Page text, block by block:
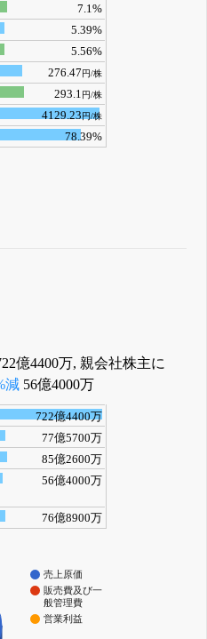
7.1%
5.39%
5.56%
276.47円/株
293.1円/株
4129.23円/株
78.39%
億4400万, 親会社株主に
減 56億4000万
722億4400万
77億5700万
85億2600万
56億4000万
76億8900万
売上原価
販売費及び一
般管理費
営業利益